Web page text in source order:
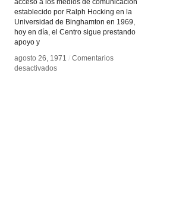
acceso a los medios de comunicación
establecido por Ralph Hocking en la
Universidad de Binghamton en 1969,
hoy en día, el Centro sigue prestando
apoyo y
agosto 26, 1971 / Comentarios
desactivadosen
agosto 26, 1971 / Comentarios
desactivadosen